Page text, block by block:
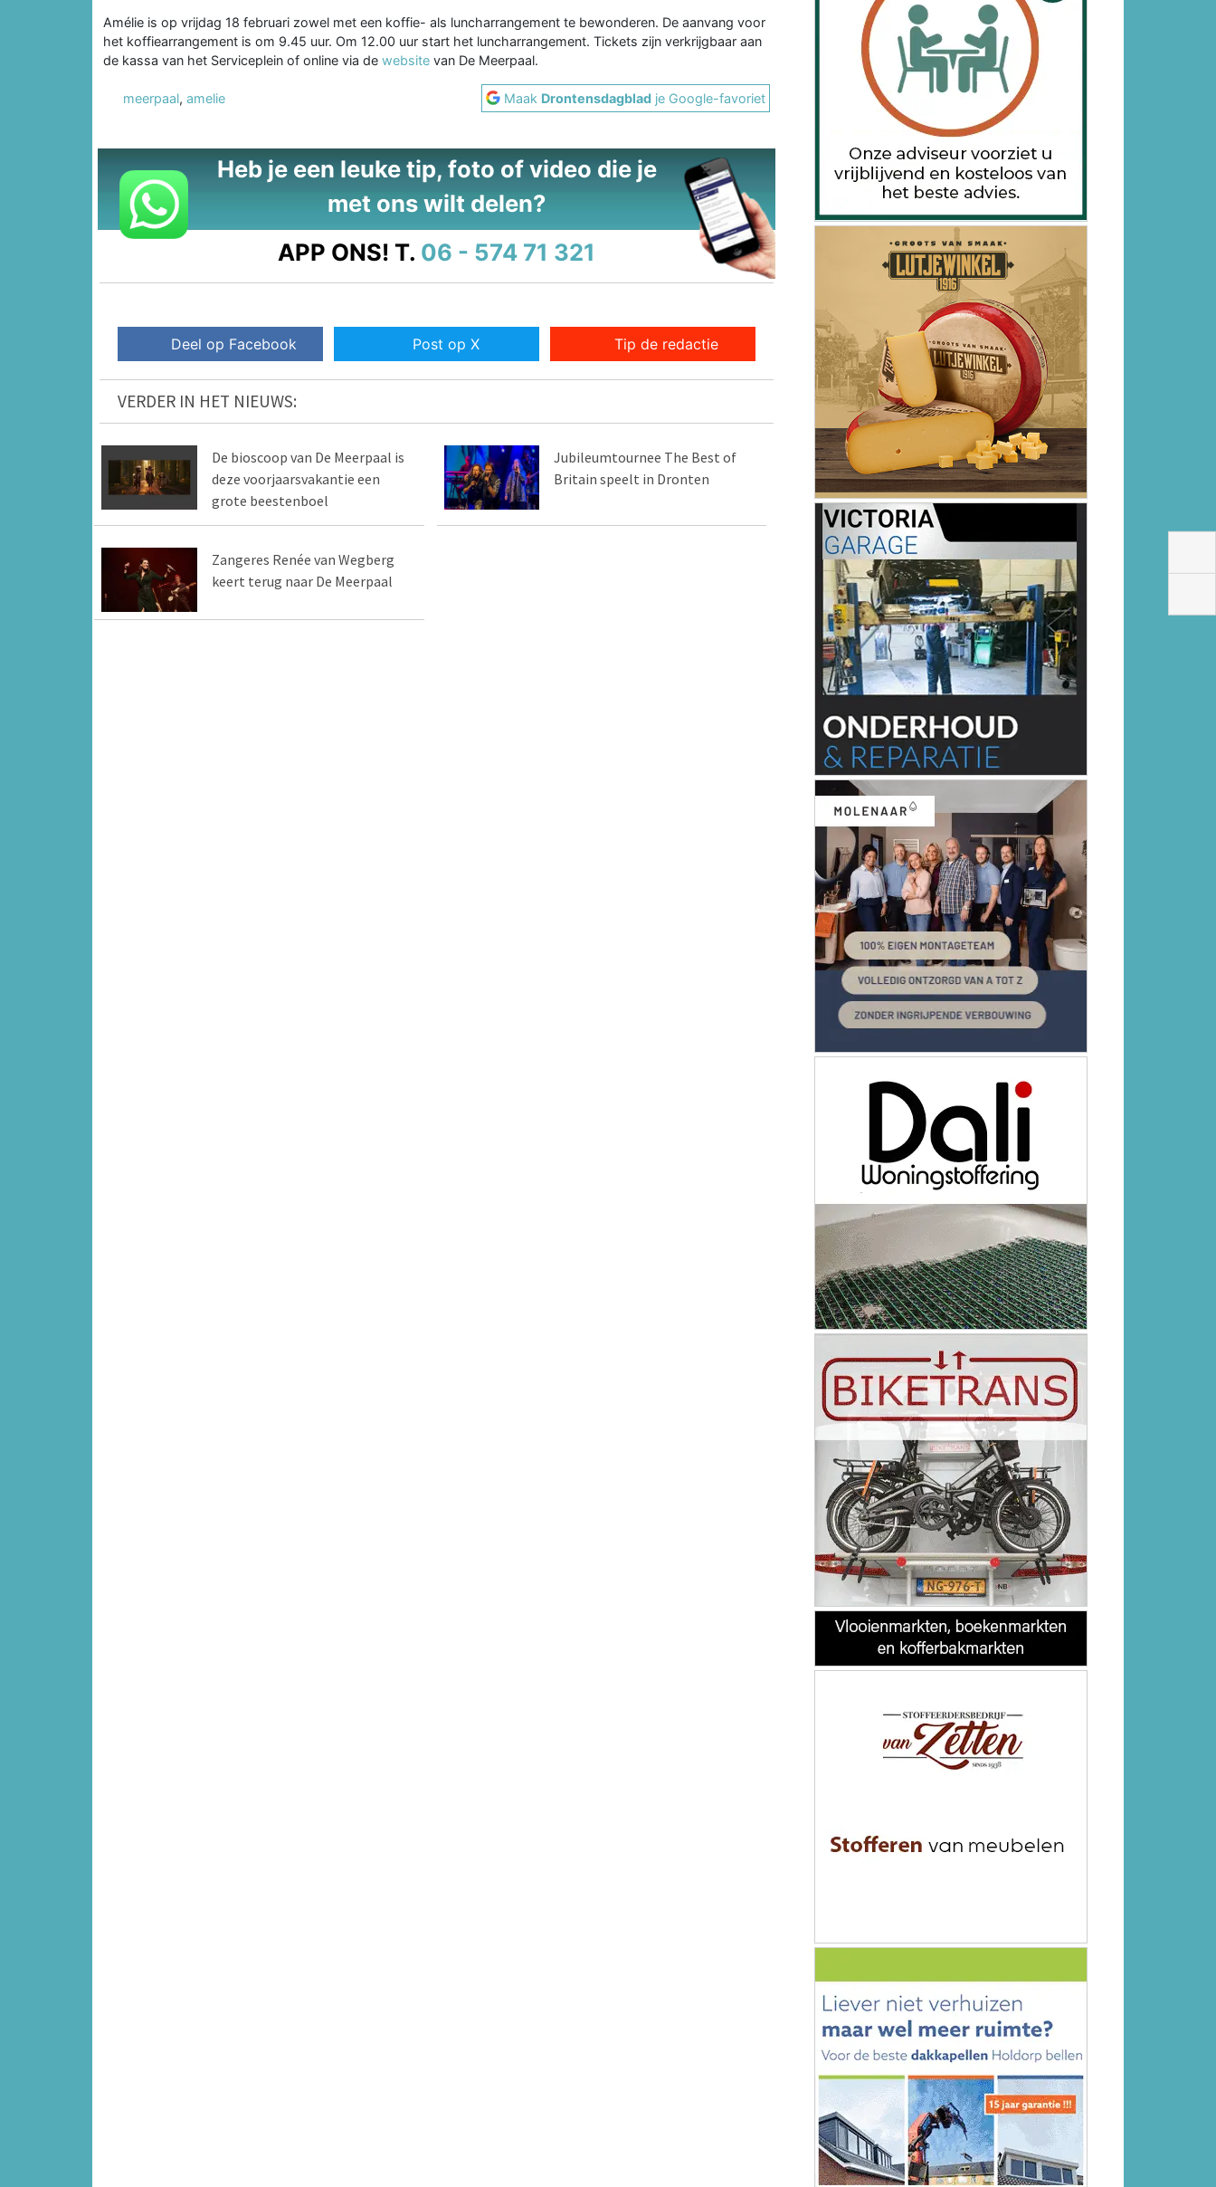
Amélie is op vrijdag 18 februari zowel met een koffie- als luncharrangement te bewonderen. De aanvang voor
het koffiearrangement is om 9.45 uur. Om 12.00 uur start het luncharrangement. Tickets zijn verkrijgbaar aan
de kassa van het Serviceplein of online via de website van De Meerpaal.
meerpaal, amelie Maak Drontensdagblad je Google-favoriet
Heb je een leuke tip, foto of video die je
met ons wilt delen?
APP ONS! T. 06 - 574 71 321
Deel op Facebook Post op X Tip de redactie
VERDER IN HET NIEUWS:
De bioscoop van De Meerpaal is
deze voorjaarsvakantie een
grote beestenboel
Jubileumtournee The Best of
Britain speelt in Dronten
Zangeres Renée van Wegberg
keert terug naar De Meerpaal